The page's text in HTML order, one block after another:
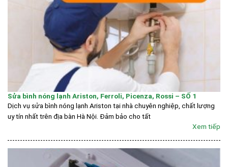
Sửa bình nóng lạnh Ariston, Ferroli, Picenza, Rossi – SỐ 1
Dịch vụ sửa bình nóng lạnh Ariston tại nhà chuyên nghiệp, chất lượng
uy tín nhất trên địa bàn Hà Nội. Đảm bảo cho tất
Xem tiếp